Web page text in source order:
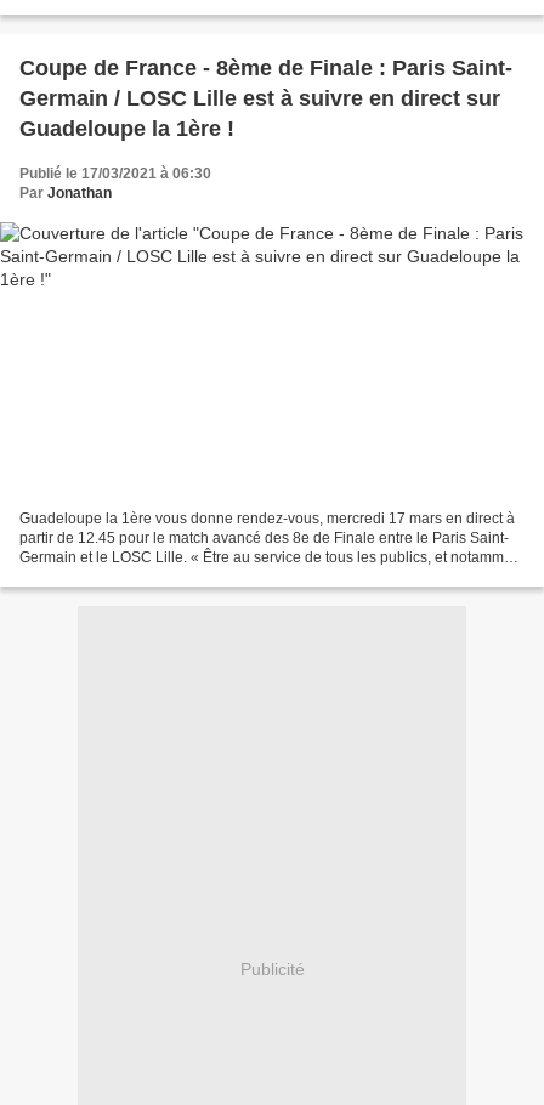
Coupe de France - 8ème de Finale : Paris Saint-
Germain / LOSC Lille est à suivre en direct sur
Guadeloupe la 1ère !
Publié le 17/03/2021 à 06:30
Par Jonathan
Guadeloupe la 1ère vous donne rendez-vous, mercredi 17 mars en direct à
partir de 12.45 pour le match avancé des 8e de Finale entre le Paris Saint-
Germain et le LOSC Lille. « Être au service de tous les publics, et notamment
Publicité